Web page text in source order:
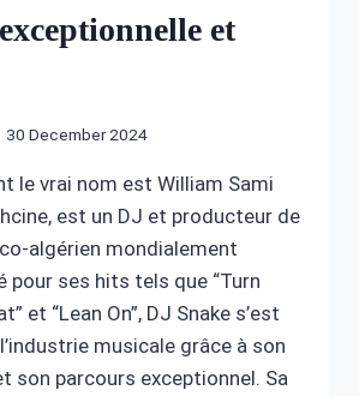
et
30 December 2024
le vrai nom est William Sami
est un DJ et producteur de
algérien mondialement
pour ses hits tels que “Turn
et “Lean On”, DJ Snake s’est
musicale grâce à son
son parcours exceptionnel. Sa